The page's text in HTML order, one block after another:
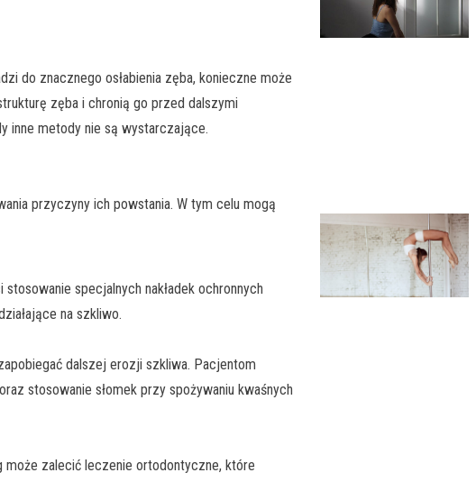
do znacznego osłabienia zęba, konieczne może
zęba i chronią go przed dalszymi
inne metody nie są wystarczające.
przyczyny ich powstania. W tym celu mogą
specjalnych nakładek ochronnych
na szkliwo.
dalszej erozji szkliwa. Pacjentom
stosowanie słomek przy spożywaniu kwaśnych
może zalecić leczenie ortodontyczne, które